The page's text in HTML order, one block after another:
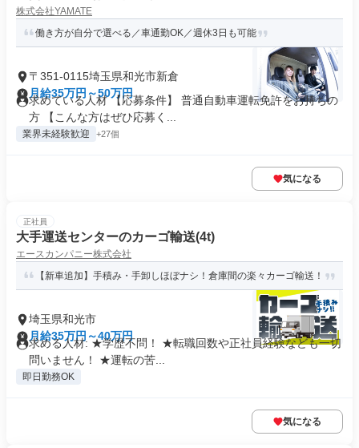
株式会社YAMATE
働き方が自分で選べる／車通勤OK／週休3日も可能
〒351-0115埼玉県和光市新倉
月給35万円～50万円
求めている人材 【応募条件】 普通自動車運転免許をお持ちの
方 【こんな方はぜひ応募く...
業界未経験歓迎 +27個
気になる
正社員
大手運送センターのカーゴ輸送(4t)
エースカンパニー株式会社
【新車追加】手積み・手卸しほぼナシ！倉庫間の楽々カーゴ輸送！
埼玉県和光市
月給35万円～40万円
求める人材: ★学歴不問！ ★転職回数や正社員経験なども一切
問いません！ ★運転の苦...
即日勤務OK
気になる